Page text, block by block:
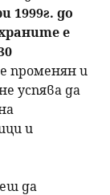
1999г. до
е
е променян и
успява да
и
да